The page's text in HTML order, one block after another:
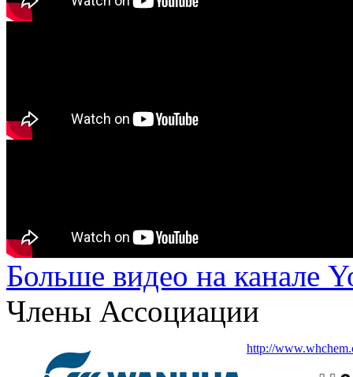
Больше видео на канале
Члены Ассоциации
http://